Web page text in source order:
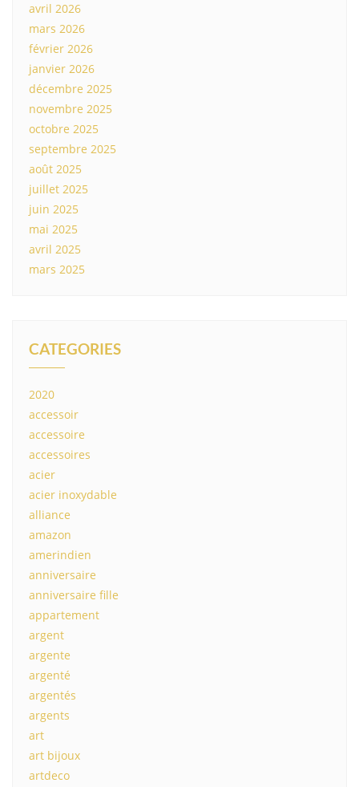
avril 2026
mars 2026
février 2026
janvier 2026
décembre 2025
novembre 2025
octobre 2025
septembre 2025
août 2025
juillet 2025
juin 2025
mai 2025
avril 2025
mars 2025
CATEGORIES
2020
accessoir
accessoire
accessoires
acier
acier inoxydable
alliance
amazon
amerindien
anniversaire
anniversaire fille
appartement
argent
argente
argenté
argentés
argents
art
art bijoux
artdeco